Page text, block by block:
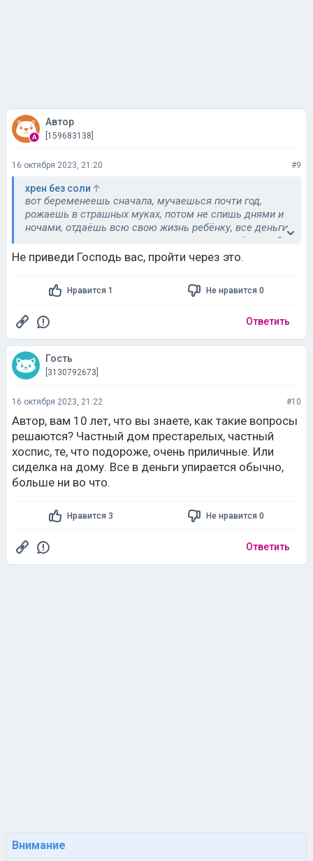
Автор
[159683138]
16 октября 2023, 21:20 #9
хрен без соли
вот беременеешь сначала, мучаешься почти год,
рожаешь в страшных муках, потом не спишь днями и
ночами, отдаëшь всю свою жизнь ребёнку, все деньги
на него спускаешь, а он как повзрослеет, ждёт твоей
смерти и жалуется на то, что приходится за тобой
ухаживать
неблагодарное отродье
Не приведи Господь вас, пройти через это.
Нравится 1 Не нравится 0
Ответить
Гость
[3130792673]
16 октября 2023, 21:22 #10
Автор, вам 10 лет, что вы знаете, как такие вопросы
решаются? Частный дом престарелых, частный
хоспис, те, что подороже, очень приличные. Или
сиделка на дому. Все в деньги упирается обычно,
больше ни во что.
Нравится 3 Не нравится 0
Ответить
Внимание